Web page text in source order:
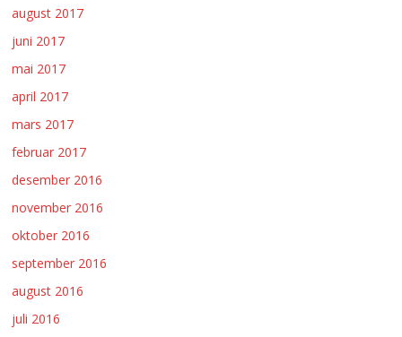
august 2017
juni 2017
mai 2017
april 2017
mars 2017
februar 2017
desember 2016
november 2016
oktober 2016
september 2016
august 2016
juli 2016